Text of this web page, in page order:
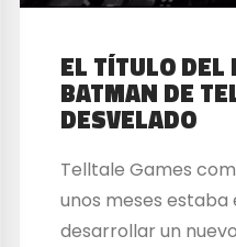
EL TÍTULO DEL
BATMAN DE
DESVELADO
Telltale Games
unos meses estaba
desarrollar un